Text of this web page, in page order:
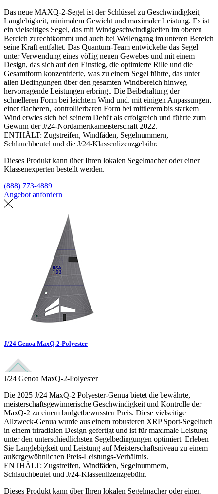
Das neue MAXQ-2-Segel ist der Schlüssel zu Geschwindigkeit,
Langlebigkeit, minimalem Gewicht und maximaler Leistung. Es ist
ein vielseitiges Segel, das mit Windgeschwindigkeiten im oberen
Bereich zurechtkommt und auch bei Wellengang im unteren Bereich
seine Kraft entfaltet. Das Quantum-Team entwickelte das Segel
unter Verwendung eines völlig neuen Gewebes und mit einem
Design, das sich auf den Einstieg, die optimierte Rille und die
Gesamtform konzentrierte, was zu einem Segel führte, das unter
allen Bedingungen über den gesamten Windbereich hinweg
hervorragende Leistungen erbringt. Die Beibehaltung der
schnelleren Form bei leichtem Wind und, mit einigen Anpassungen,
einer flacheren, kontrollierbaren Form bei mittlerem bis starkem
Wind erwies sich bei seinem Debüt als erfolgreich und führte zum
Gewinn der J/24-Nordamerikameisterschaft 2022.
ENTHÄLT: Zugstreifen, Windfäden, Segelnummern,
Schlauchbeutel und die J/24-Klassenlizenzgebühr.
Dieses Produkt kann über Ihren lokalen Segelmacher oder einen
Klassenexperten bestellt werden.
(888) 773-4889
Angebot anfordern
J/24 Genoa MaxQ-2-Polyester
J/24 Genoa MaxQ-2-Polyester
Die 2025 J/24 MaxQ-2 Polyester-Genua bietet die bewährte,
meisterschaftsgewinnerische Geschwindigkeit und Kontrolle der
MaxQ-2 zu einem budgetbewussten Preis. Diese vielseitige
Allzweck-Genua wurde aus einem robusteren XRP Sport-Segeltuch
in einem triradialen Design gefertigt und ist für maximale Leistung
unter den unterschiedlichsten Segelbedingungen optimiert. Erleben
Sie Langlebigkeit und Leistung auf Meisterschaftsniveau zu einem
außergewöhnlichen Preis-Leistungs-Verhältnis.
ENTHÄLT: Zugstreifen, Windfäden, Segelnummern,
Schlauchbeutel und J/24-Klassenlizenzgebühr.
Dieses Produkt kann über Ihren lokalen Segelmacher oder einen